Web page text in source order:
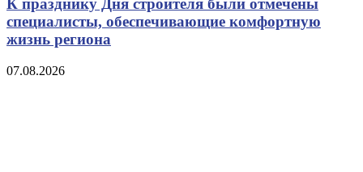
К празднику Дня строителя были отмечены
специалисты, обеспечивающие комфортную
жизнь региона
07.08.2026